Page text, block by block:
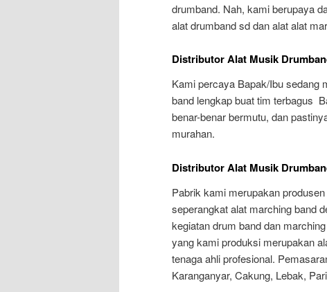
drumband. Nah, kami berupaya
alat drumband sd dan alat alat
Distributor Alat Musik
Kami percaya Bapak/Ibu sedang
band lengkap buat tim terbagus
benar-benar bermutu, dan
murahan.
Distributor Alat Musik
Pabrik kami merupakan
seperangkat alat marching band
kegiatan drum band dan
yang kami produksi merupakan
tenaga ahli profesional.
Karanganyar, Cakung, Lebak,